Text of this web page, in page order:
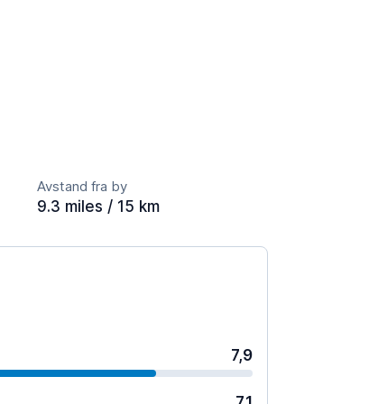
Avstand fra by
9.3 miles / 15 km
7,9